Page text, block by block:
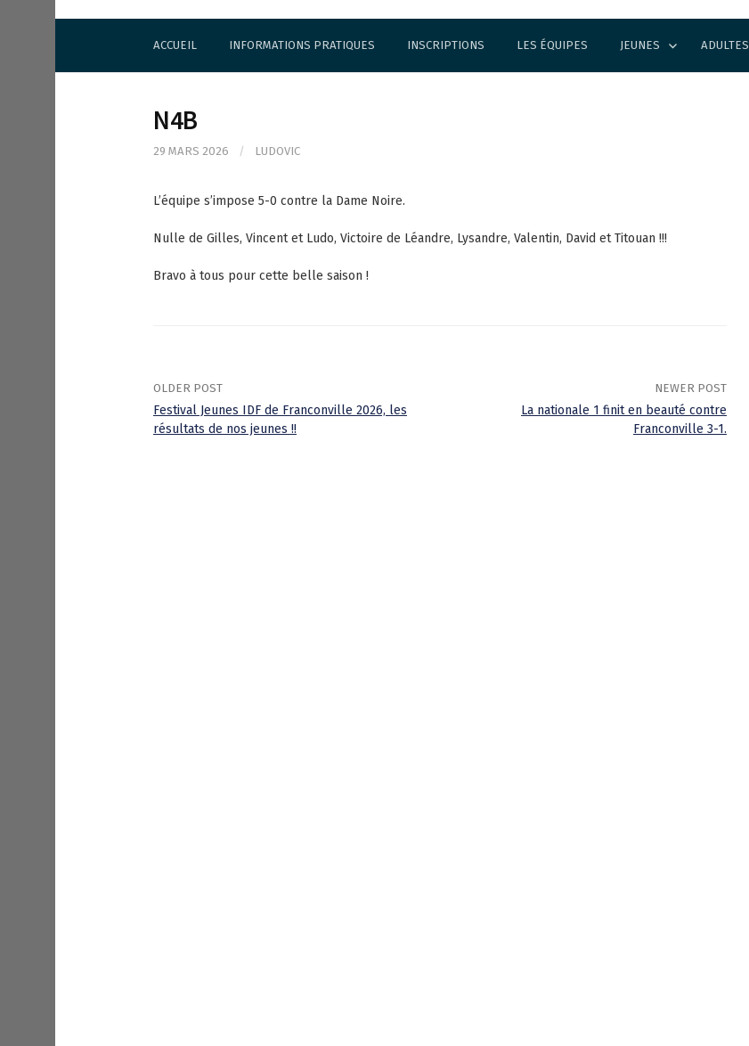
ACCUEIL INFORMATIONS PRATIQUES INSCRIPTIONS LES ÉQUIPES JEUNES ADULTES
N4B
29 MARS 2026 / LUDOVIC
L’équipe s’impose 5-0 contre la Dame Noire.
Nulle de Gilles, Vincent et Ludo, Victoire de Léandre, Lysandre, Valentin, David et Titouan !!!
Bravo à tous pour cette belle saison !
OLDER POST
Festival Jeunes IDF de Franconville 2026, les
résultats de nos jeunes !!
NEWER POST
La nationale 1 finit en beauté contre
Franconville 3-1.